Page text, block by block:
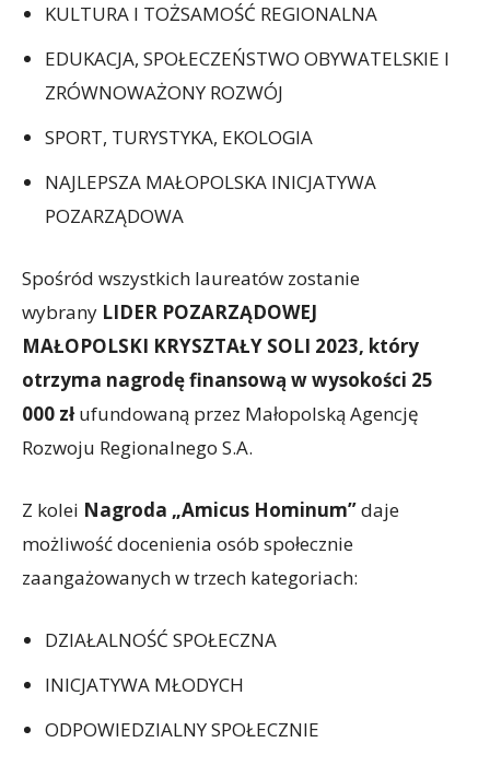
KULTURA I TOŻSAMOŚĆ REGIONALNA
EDUKACJA, SPOŁECZEŃSTWO OBYWATELSKIE I
ZRÓWNOWAŻONY ROZWÓJ
SPORT, TURYSTYKA, EKOLOGIA
NAJLEPSZA MAŁOPOLSKA INICJATYWA
POZARZĄDOWA
Spośród wszystkich laureatów zostanie
wybrany LIDER POZARZĄDOWEJ
MAŁOPOLSKI KRYSZTAŁY SOLI 2023, który
otrzyma nagrodę finansową w wysokości 25
000 złufundowaną przez Małopolską Agencję
Rozwoju Regionalnego S.A.
Z kolei Nagroda „Amicus Hominum”daje
możliwość docenienia osób społecznie
zaangażowanych w trzech kategoriach:
DZIAŁALNOŚĆ SPOŁECZNA
INICJATYWA MŁODYCH
ODPOWIEDZIALNY SPOŁECZNIE